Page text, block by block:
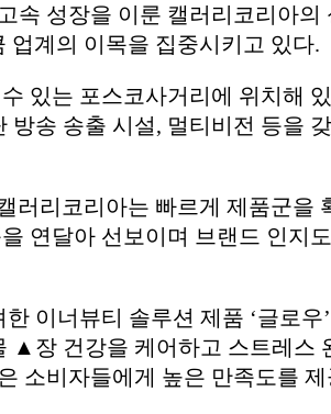
속 성장을 이룬 캘러리코리아
업계의 이목을 집중시키고 있다.
있는 포스코사거리에 위치해
송 송출 시설, 멀티비전 등을
러리코리아는 빠르게 제품군
연달아 선보이며 브랜드 인
이너뷰티 솔루션 제품 ‘글로
▲장 건강을 케어하고 스트레스
소비자들에게 높은 만족도를